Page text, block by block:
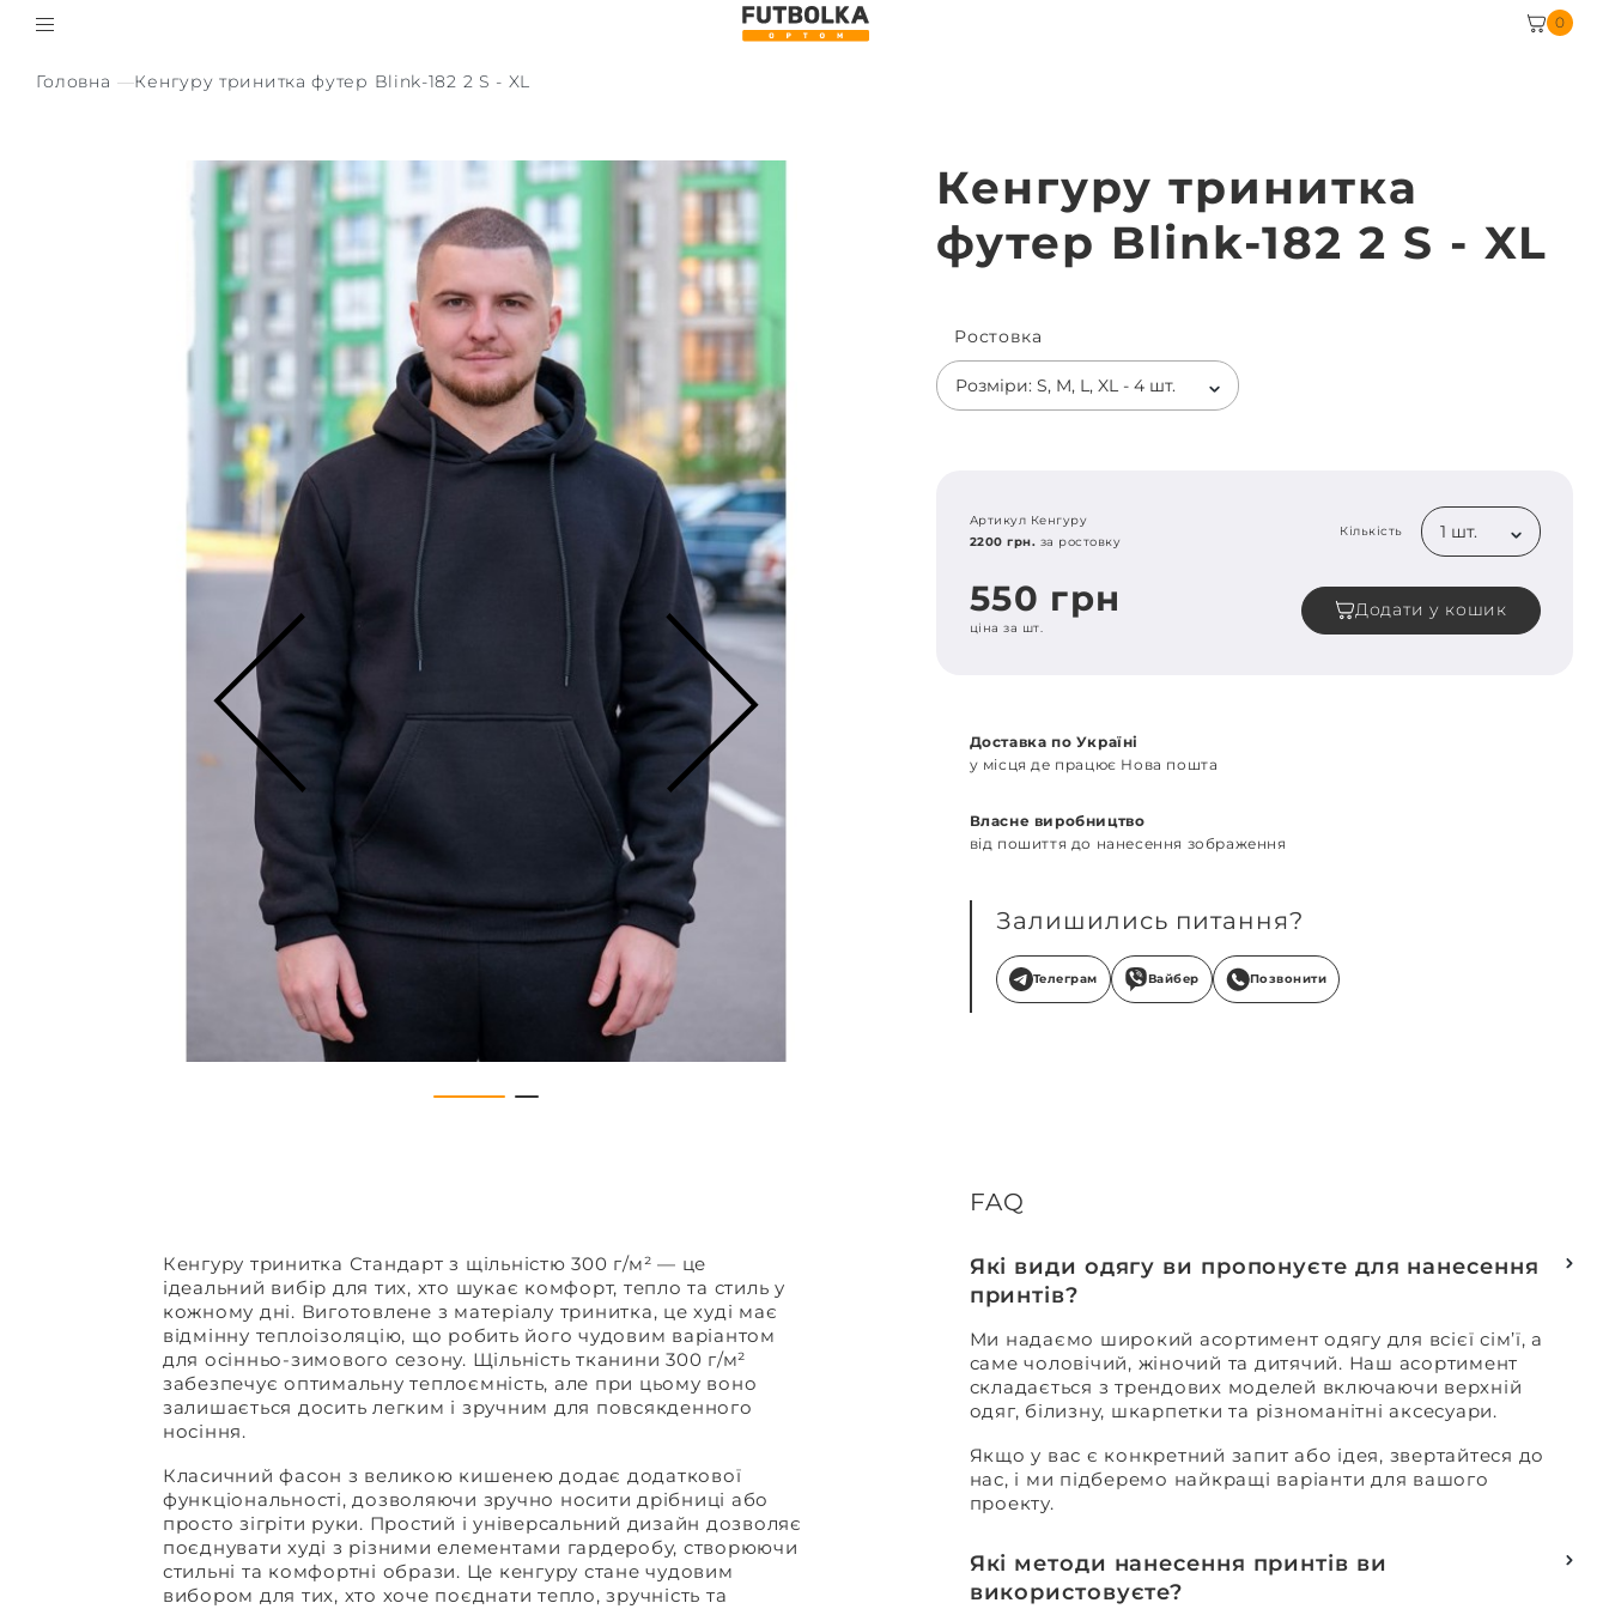
0
Головна Кенгуру тринитка футер Blink-182 2 S - XL
Кенгуру тринитка
футер Blink-182 2 S - XL
Ростовка
Розміри: S, M, L, XL - 4 шт.
Артикул Кенгуру
2200 грн. за ростовку
Кількість 1 шт.
550 грн
ціна за шт.
Додати у кошик
Доставка по Україні
у місця де працює Нова пошта
Власне виробництво
від пошиття до нанесення зображення
Залишились питання?
Телеграм Вайбер Позвонити
Кенгуру тринитка Стандарт з щільністю 300 г/м² — це
ідеальний вибір для тих, хто шукає комфорт, тепло та стиль у
кожному дні. Виготовлене з матеріалу тринитка, це худі має
відмінну теплоізоляцію, що робить його чудовим варіантом
для осінньо-зимового сезону. Щільність тканини 300 г/м²
забезпечує оптимальну теплоємність, але при цьому воно
залишається досить легким і зручним для повсякденного
носіння.
Класичний фасон з великою кишенею додає додаткової
функціональності, дозволяючи зручно носити дрібниці або
просто зігріти руки. Простий і універсальний дизайн дозволяє
поєднувати худі з різними елементами гардеробу, створюючи
стильні та комфортні образи. Це кенгуру стане чудовим
вибором для тих, хто хоче поєднати тепло, зручність та
FAQ
Які види одягу ви пропонуєте для нанесення
принтів?
Ми надаємо широкий асортимент одягу для всієї сім’ї, а
саме чоловічий, жіночий та дитячий. Наш асортимент
складається з трендових моделей включаючи верхній
одяг, білизну, шкарпетки та різноманітні аксесуари.
Якщо у вас є конкретний запит або ідея, звертайтеся до
нас, і ми підберемо найкращі варіанти для вашого
проекту.
Які методи нанесення принтів ви
використовуєте?